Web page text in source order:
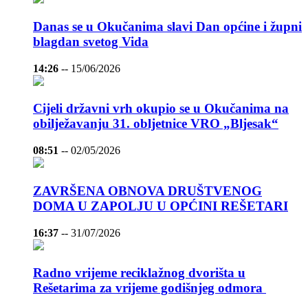
Danas se u Okučanima slavi Dan općine i župni
blagdan svetog Vida
14:26 -- 15/06/2026
Cijeli državni vrh okupio se u Okučanima na
obilježavanju 31. obljetnice VRO „Bljesak“
08:51 -- 02/05/2026
ZAVRŠENA OBNOVA DRUŠTVENOG
DOMA U ZAPOLJU U OPĆINI REŠETARI
16:37 -- 31/07/2026
Radno vrijeme reciklažnog dvorišta u
Rešetarima za vrijeme godišnjeg odmora